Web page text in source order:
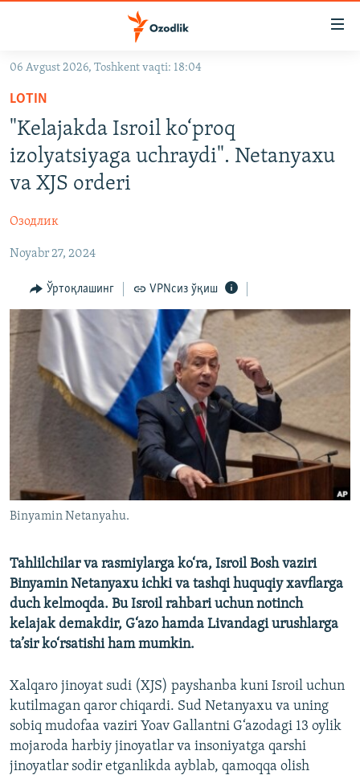
Асосий
навигацияга
ўтинг
Қидиришга
ўтинг
OZODVIDEO
OZODARXIV
На русском
ИЖТИМОИЙ ТАРМОҚЛАР
Озодлик бошқа тилларда
06 Avgust 2026, Toshkent vaqti: 18:04
LOTIN
"Kelajakda Isroil ko‘proq
izolyatsiyaga uchraydi". Netanyaxu
va XJS orderi
Озодлик
Noyabr 27, 2024
Ўртоқлашинг VPNсиз ўқиш
Binyamin Netanyahu.
Tahlilchilar va rasmiylarga ko‘ra, Isroil Bosh vaziri
Binyamin Netanyaxu ichki va tashqi huquqiy xavflarga
duch kelmoqda. Bu Isroil rahbari uchun notinch
kelajak demakdir, G‘azo hamda Livandagi urushlarga
ta’sir ko‘rsatishi ham mumkin.
Xalqaro jinoyat sudi (XJS) payshanba kuni Isroil uchun
kutilmagan qaror chiqardi. Sud Netanyaxu va uning
sobiq mudofaa vaziri Yoav Gallantni G‘azodagi 13 oylik
mojaroda harbiy jinoyatlar va insoniyatga qarshi
jinoyatlar sodir etganlikda ayblab, qamoqqa olish